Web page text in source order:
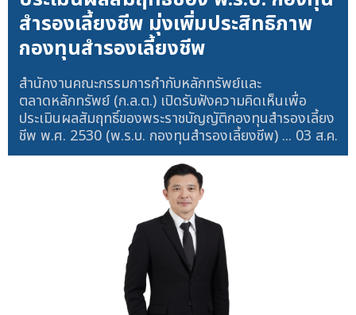
สำรองเลี้ยงชีพ มุ่งเพิ่มประสิทธิภาพ
กองทุนสำรองเลี้ยงชีพ
สำนักงานคณะกรรมการกำกับหลักทรัพย์และ
ตลาดหลักทรัพย์ (ก.ล.ต.) เปิดรับฟังความคิดเห็นเพื่อ
ประเมินผลสัมฤทธิ์ของพระราชบัญญัติกองทุนสำรองเลี้ยง
ชีพ พ.ศ. 2530 (พ.ร.บ. กองทุนสำรองเลี้ยงชีพ) ... 03 ส.ค.